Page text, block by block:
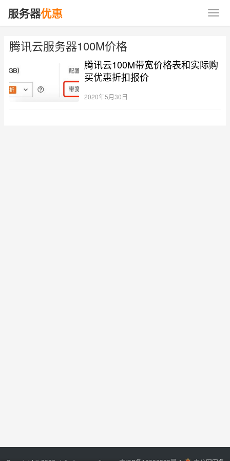
腾讯云服务器100M价格
腾讯云100M带宽价格表和实际购
买优惠折扣报价
2020年5月30日